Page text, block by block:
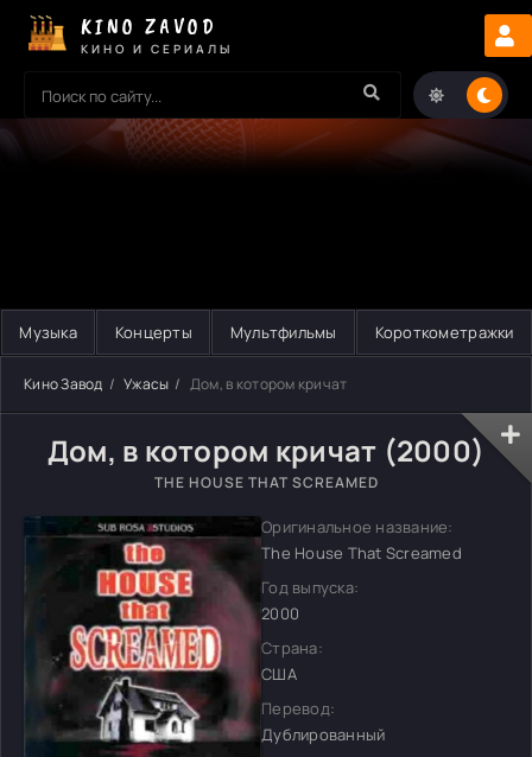
KINO ZAVOD
КИНО И СЕРИАЛЫ
Музыка Концерты Мультфильмы Короткометражки
Кино Завод Ужасы Дом, в котором кричат
Дом, в котором кричат (2000)
THE HOUSE THAT SCREAMED
Оригинальное название:
The House That Screamed
Год выпуска:
2000
Страна:
США
Перевод:
Дублированный